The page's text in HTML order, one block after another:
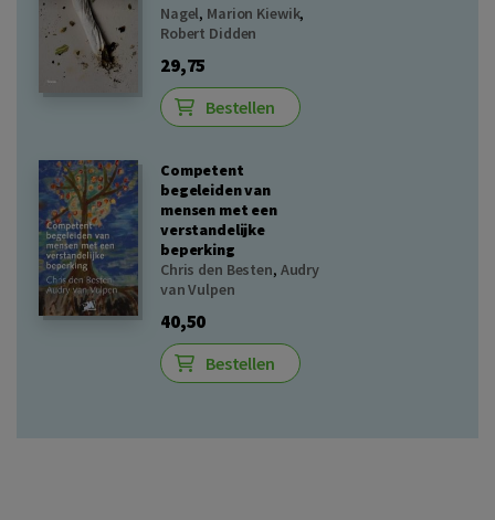
Nagel, Marion Kiewik,
Robert Didden
29,75
Bestellen
Competent
begeleiden van
mensen met een
verstandelijke
beperking
Chris den Besten, Audry
van Vulpen
40,50
Bestellen